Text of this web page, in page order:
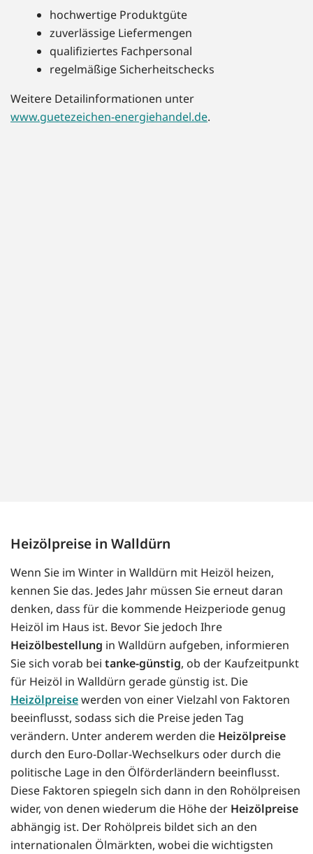
hochwertige Produktgüte
zuverlässige Liefermengen
qualifiziertes Fachpersonal
regelmäßige Sicherheitschecks
Weitere Detailinformationen unter
www.guetezeichen-energiehandel.de.
Heizölpreise in Walldürn
Wenn Sie im Winter in Walldürn mit Heizöl heizen,
kennen Sie das. Jedes Jahr müssen Sie erneut daran
denken, dass für die kommende Heizperiode genug
Heizöl im Haus ist. Bevor Sie jedoch Ihre
Heizölbestellung in Walldürn aufgeben, informieren
Sie sich vorab bei tanke-günstig, ob der Kaufzeitpunkt
für Heizöl in Walldürn gerade günstig ist. Die
Heizölpreisewerden von einer Vielzahl von Faktoren
beeinflusst, sodass sich die Preise jeden Tag
verändern. Unter anderem werden die Heizölpreise
durch den Euro-Dollar-Wechselkurs oder durch die
politische Lage in den Ölförderländern beeinflusst.
Diese Faktoren spiegeln sich dann in den Rohölpreisen
wider, von denen wiederum die Höhe der Heizölpreise
abhängig ist. Der Rohölpreis bildet sich an den
internationalen Ölmärkten, wobei die wichtigsten